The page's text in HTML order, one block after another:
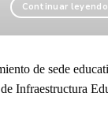
Continuar leyendo